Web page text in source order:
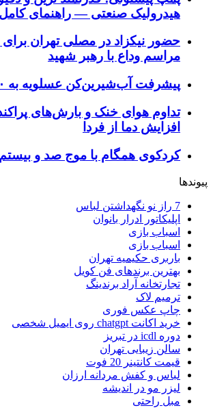
هیدرولیک صنعتی — راهنمای کامل
حضور نیکزاد در مصلی تهران
مراسم وداع با رهبر شهید
پیشرفت آب‌شیرین‌کن عسلویه به ۶۰ درصد رسید
تداوم هوای خنک و بارش‌های
افزایش دما از فردا
کردکوی همگام با موج صد و بیستم
پیوندها
7 راز نو نگهداشتن لباس
اپلیکاتور ادرار بانوان
اسباب بازی
اسباب بازی
باربری حکیمیه تهران
بهترین برندهای فن کویل
تجارتخانه آراد برندینگ
ترمیم لاک
چاپ عکس فوری
خرید اکانت chatgpt روی ایمیل شخصی
دوره icdl در تبریز
سالن زیبایی تهران
قیمت کانتینر 20 فوت
لباس و کفش مردانه ارزان
لیزر مو در اندیشه
مبل راحتی